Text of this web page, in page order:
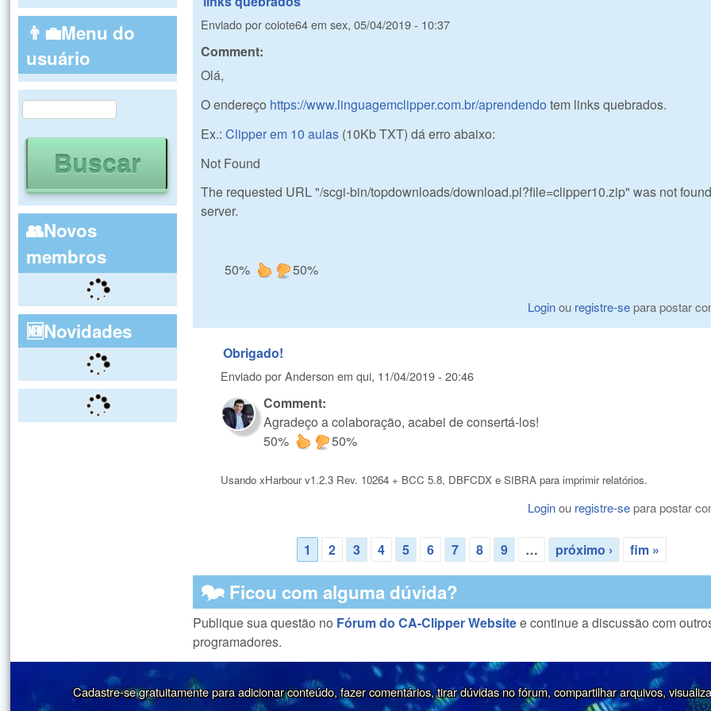
Enviado porcoiote64emsex, 05/04/2019 - 10:37
Comment:
Olá,
O endereço https://www.linguagemclipper.com.br/aprendendo tem links quebrados.
Ex.:Clipper em 10 aulas (10Kb TXT) dá erro abaixo:
Not Found
The requested URL "/scgi-bin/topdownloads/download.pl?file=clipper10.zip" was not
server.
50% 50%
Loginou registre-separa postar
Obrigado!
Enviado porAnderson emqui, 11/04/2019 - 20:46
Comment:
Agradeço a colaboração, acabei de consertá-los!
50%
50%
Usando xHarbour v1.2.3 Rev. 10264 + BCC 5.8, DBFCDX e SIBRA para imprimir relatórios.
Loginou registre-separa postar
Páginas
1 2 3 4 5 6 7 8 9 … próximo › fim »
🗫 Ficou com alguma dúvida?
Publique sua questão no Fórum do CA-Clipper Websitee continue a discussão com
programadores.
👨‍💼Menu do
usuário
Formulário de busca
Buscar
👥Novos
membros
🆕Novidades
Cadastre-se gratuitamente para adicionar conteúdo, fazer comentários, tirar dúvidas no fórum, compartilhar arquivos,